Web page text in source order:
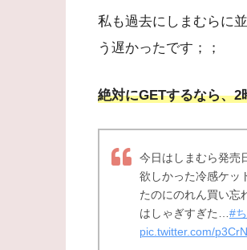
私も過去にしまむらに
う遅かったです；；
絶対にGETするなら、
今日はしまむら発売
欲しかった冷感ケッ
たのにのれん買い忘
はしゃぎすぎた…#
pic.twitter.com/